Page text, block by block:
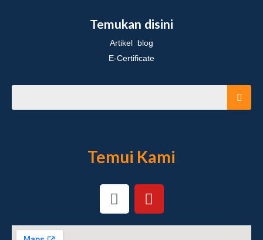
Temukan disini
Artikel blog
E-Certificate
Temui Kami
I
n
Y
o